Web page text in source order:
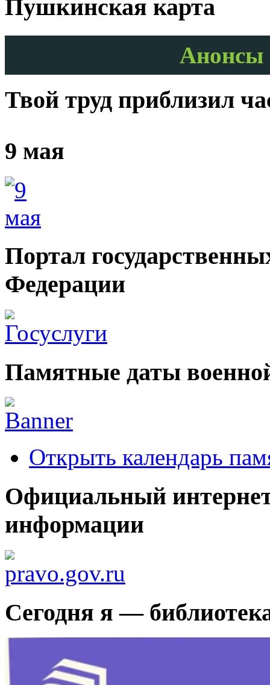
Пушкинская карта
Анонсы
Твой труд приблизил
9 мая
Портал
Федерации
Памятные даты
Открыть календарь
Официальный
информации
Сегодня я —